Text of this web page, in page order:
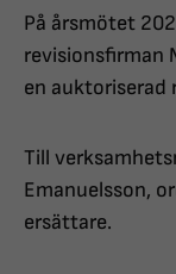
På årsmötet
revisionsfirman
en auktoriserad
Till
Emanuelsson,
ersättare.